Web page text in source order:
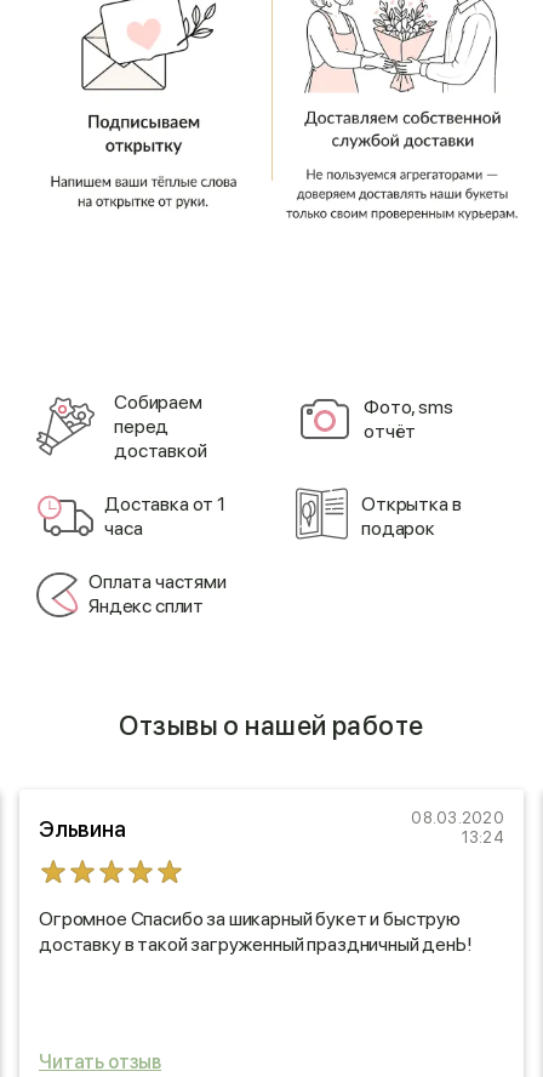
Cобираем
перед
доставкой
Фото, sms
отчёт
Доставка от 1
часа
Открытка в
подарок
Оплата частями
Яндекс сплит
Отзывы о нашей работе
Эльвина
08.03.2020
13:24
Огромное Спасибо за шикарный букет и быструю
доставку в такой загруженный праздничный денЬ!
Читать отзыв